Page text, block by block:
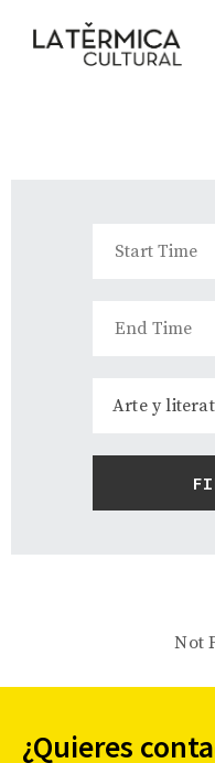
Arte y
Not
¿Quieres